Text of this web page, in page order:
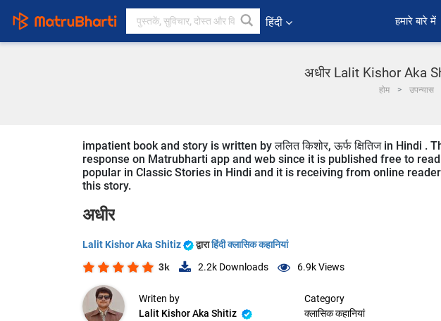
हिंदी हमारे बारे में
अधीर Lalit Kishor Aka
होम उपन्यास
impatient book and story is written by ललित किशोर, ऊर्फ क्षितिज in Hindi .
response on Matrubharti app and web since it is published free to
popular in Classic Stories in Hindi and it is receiving from online
this story.
अधीर
Lalit Kishor Aka Shitiz द्वाराहिंदी क्लासिक कहानियां
3k 2.2k Downloads 6.9kViews
Writen by
Lalit Kishor Aka Shitiz
Category
क्लासिक कहानियां